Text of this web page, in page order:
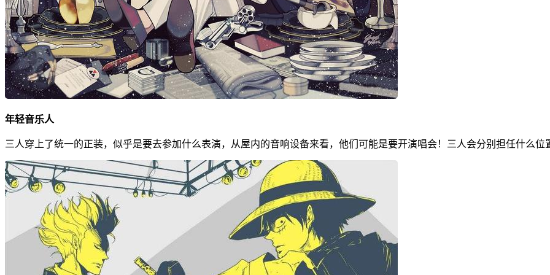
年轻音乐人
三人穿上了统一的正装，似乎是要去参加什么表演，从屋内的音响设备来看，他们可能是要开演唱会！三人会分别担任什么位